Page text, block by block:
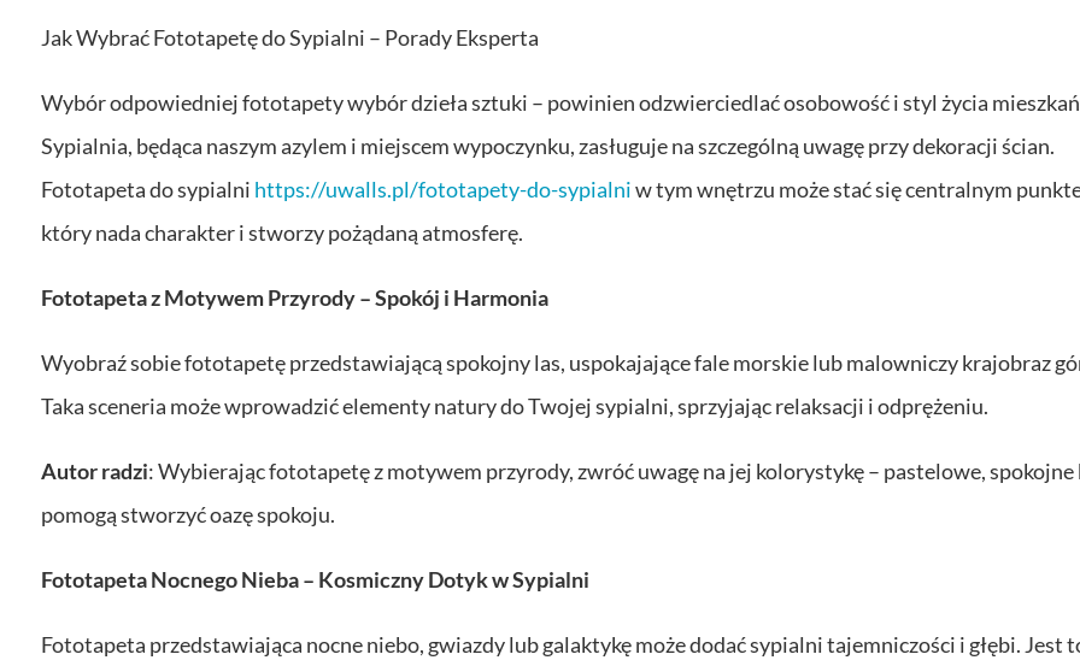
Jak Wybrać Fototapetę do Sypialni – Porady Eksperta
Wybór odpowiedniej fototapety wybór dzieła sztuki – powinien odzwierciedlać osobowość i styl życia
Sypialnia, będąca naszym azylem i miejscem wypoczynku, zasługuje na szczególną uwagę przy dekoracji ścian.
Fototapeta do sypialni https://uwalls.pl/fototapety-do-sypialniw tym wnętrzu może stać się centralnym
który nada charakter i stworzy pożądaną atmosferę.
Fototapeta z Motywem Przyrody – Spokój i Harmonia
Wyobraź sobie fototapetę przedstawiającą spokojny las, uspokajające fale morskie lub malowniczy krajobraz
Taka sceneria może wprowadzić elementy natury do Twojej sypialni, sprzyjając relaksacji i odprężeniu.
Autor radzi: Wybierając fototapetę z motywem przyrody, zwróć uwagę na jej kolorystykę – pastelowe,
pomogą stworzyć oazę spokoju.
Fototapeta Nocnego Nieba – Kosmiczny Dotyk w Sypialni
Fototapeta przedstawiająca nocne niebo, gwiazdy lub galaktykę może dodać sypialni tajemniczości i głębi. Jest